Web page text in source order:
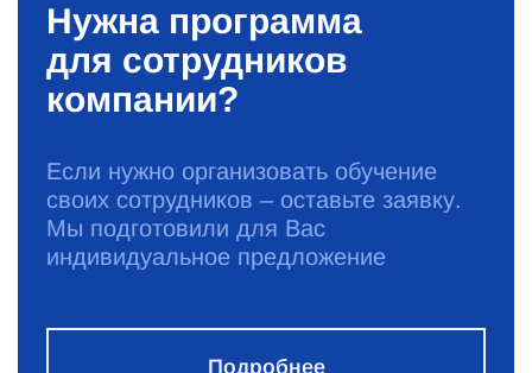
Нужна программа
для сотрудников
компании?
Если нужно организовать обучение
своих сотрудников – оставьте заявку.
Мы подготовили для Вас
индивидуальное предложение
Подробнее